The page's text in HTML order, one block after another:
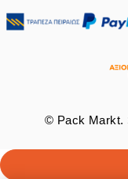
© Pack Markt.